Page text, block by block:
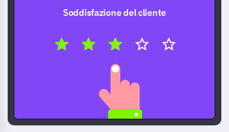
Soddisfazione del cliente